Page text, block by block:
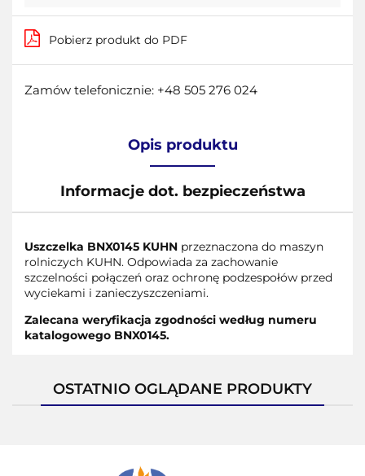
Pobierz produkt do PDF
Zamów telefonicznie: +48 505 276 024
Opis produktu
Informacje dot. bezpieczeństwa
Uszczelka BNX0145 KUHN przeznaczona do maszyn
rolniczych KUHN. Odpowiada za zachowanie
szczelności połączeń oraz ochronę podzespołów przed
wyciekami i zanieczyszczeniami.
Zalecana weryfikacja zgodności według numeru
katalogowego BNX0145.
OSTATNIO OGLĄDANE PRODUKTY